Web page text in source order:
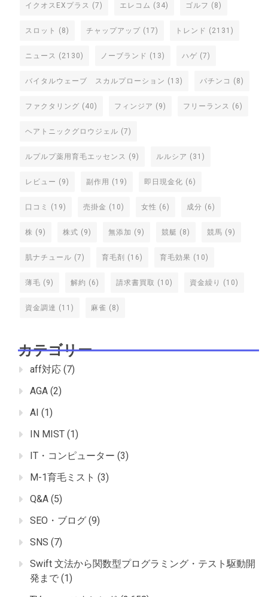
イクオスEXプラス (7) エレコム (34) ゴルフ (8)
スロット (8) チャップアップ (17) トレンド (2131)
ニュース (2130) ノーブランド (13) ハゲ (7)
バイタルウェーブ スカルプローション (13) パチンコ (8)
ファクタリング (40) フィンジア (9) フリーランス (6)
ヘアトニックグロウジェル (7)
ルプルプ薬用育毛エッセンス (9) ルルシア (31)
レビュー (9) 副作用 (19) 即日現金化 (6)
口コミ (19) 売掛金 (10) 女性 (6) 成分 (6)
株 (9) 株式 (9) 無添加 (9) 競艇 (8) 競馬 (9)
肌ナチュール (7) 育毛剤 (16) 育毛効果 (10)
薄毛 (9) 解約 (6) 請求書買取 (10) 資金繰り (10)
資金調達 (11) 麻雀 (8)
カテゴリー
aff対応 (7)
AGA (2)
AI (1)
IN MIST (1)
IT・コンピューター (3)
M-1育毛ミスト (3)
Q&A (5)
SEO・ブログ (9)
SNS (7)
Swift 文法から関数型プログラミング・テスト駆動開
発まで (1)